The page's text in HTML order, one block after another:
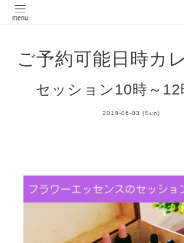
ご予約可能日時カ
セッション10時～12
2018-06-03 (Sun)